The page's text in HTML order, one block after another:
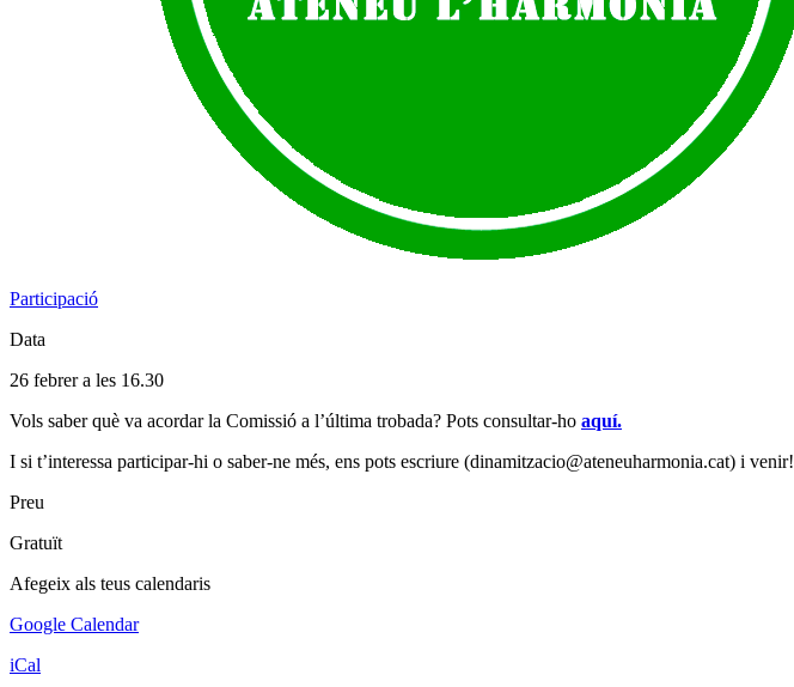
Participació
Data
26 febrer a les 16.30
Vols saber què va acordar la Comissió a l’última trobada? Pots consultar-ho aquí.
I si t’interessa participar-hi o saber-ne més, ens pots escriure (dinamitzacio@ateneuharmonia.cat) i venir!
Preu
Gratuït
Afegeix als teus calendaris
Google Calendar
iCal